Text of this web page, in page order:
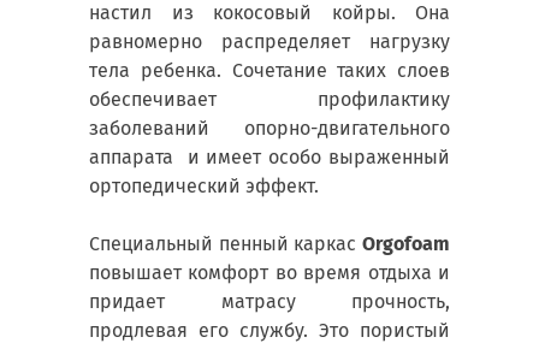
настил из кокосовый койры. Она
равномерно распределяет нагрузку
тела ребенка. Сочетание таких слоев
обеспечивает профилактику
заболеваний опорно-двигательного
аппарата и имеет особо выраженный
ортопедический эффект.
Специальный пенный каркас Orgofoam
повышает комфорт во время отдыха и
придает матрасу прочность,
продлевая его службу. Это пористый